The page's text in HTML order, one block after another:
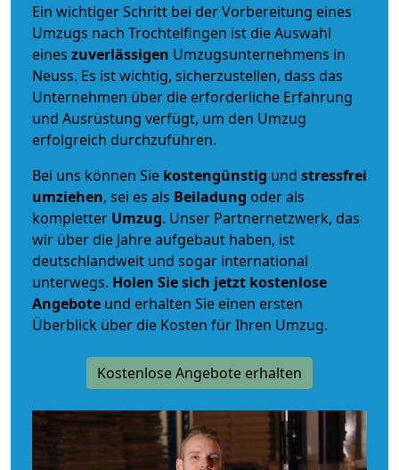
Ein wichtiger Schritt bei der Vorbereitung eines
Umzugs nach Trochtelfingen ist die Auswahl
eines zuverlässigen Umzugsunternehmens in
Neuss. Es ist wichtig, sicherzustellen, dass das
Unternehmen über die erforderliche Erfahrung
und Ausrüstung verfügt, um den Umzug
erfolgreich durchzuführen.
Bei uns können Sie kostengünstig und stressfrei
umziehen, sei es als Beiladung oder als
kompletter Umzug. Unser Partnernetzwerk, das
wir über die Jahre aufgebaut haben, ist
deutschlandweit und sogar international
unterwegs. Holen Sie sich jetzt kostenlose
Angebote und erhalten Sie einen ersten
Überblick über die Kosten für Ihren Umzug.
Kostenlose Angebote erhalten